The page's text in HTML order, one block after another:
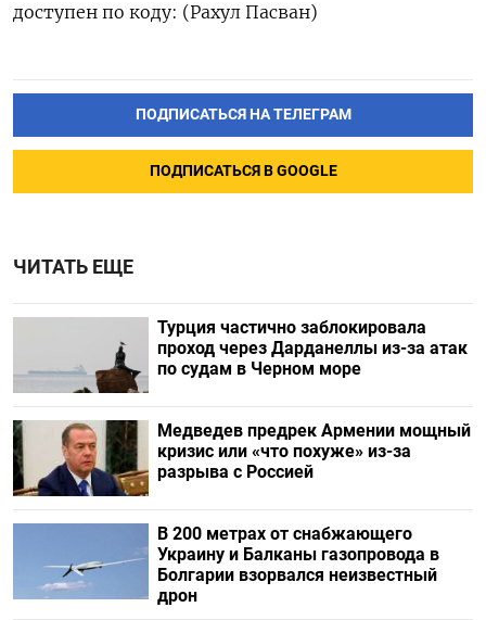
доступен по коду: (Рахул Пасван)
ПОДПИСАТЬСЯ НА ТЕЛЕГРАМ
ПОДПИСАТЬСЯ В GOOGLE
ЧИТАТЬ ЕЩЕ
Турция частично заблокировала
проход через Дарданеллы из-за атак
по судам в Черном море
Медведев предрек Армении мощный
кризис или «что похуже» из-за
разрыва с Россией
В 200 метрах от снабжающего
Украину и Балканы газопровода в
Болгарии взорвался неизвестный
дрон